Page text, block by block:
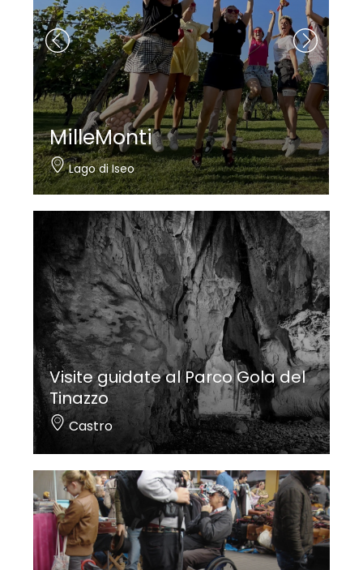
Nautica Bertelli
Paratico
Visite guidate al Parco Gola del
Tinazzo
Castro